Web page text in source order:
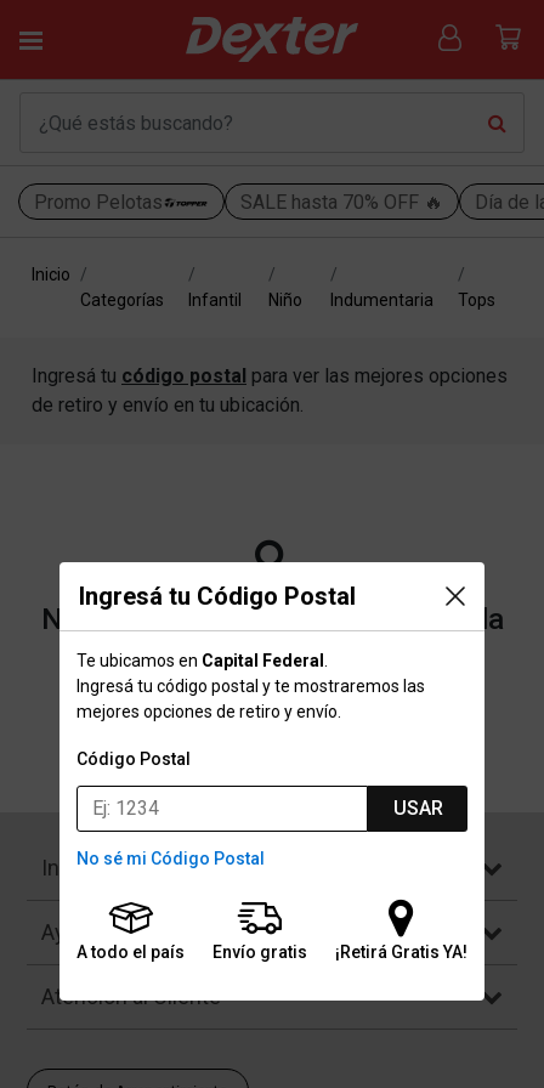
Promo Pelotas SALE hasta 70% OFF 🔥 Día de
Ingresá tu Código Postal
Te ubicamos en Capital Federal
Ingresá tu código postal y te mostraremos las
mejores opciones de retiro y envío.
Código Postal
USAR
No sé mi Código Postal
A todo el país Envío gratis ¡Retirá Gratis YA!
Inicio
Categorías
Infantil Niño Indumentaria Tops
Ingresá tu código postal para ver las mejores opciones
de retiro y envío en tu ubicación.
No encontramos resultados para la
categoría "Tops" que buscaste.
Volver a la página de inicio
Institucional
Ayuda
Atención al Cliente